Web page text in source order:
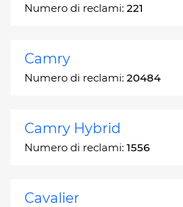
Numero di reclami: 221
Camry
Numero di reclami: 20484
Camry Hybrid
Numero di reclami: 1556
Cavalier